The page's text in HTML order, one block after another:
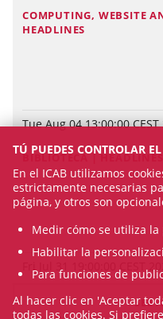
COMPUTING, WEBSITE
HEADLINES
Tue Aug 04 13:00:00 CEST
BIBLIOTECA | HEADLINES
Fri Jul 31 19:00:00 CEST
SEE
TÚ PUEDES CONTROLAR
En el ICAB utilizamos
estrictamente necesarias
página, y otros son
Medir cómo se utiliza la
Habilitar la
Para funciones de
Al hacer clic en 'Aceptar
todas las cookies. Si